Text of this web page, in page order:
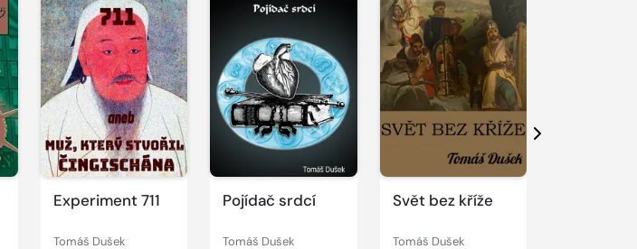
Experiment 711
Tomáš Dušek
Pojídač srdcí
Tomáš Dušek
Svět bez kříže
Tomáš Dušek
Další